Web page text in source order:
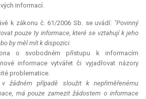
informací.
k zákonu č. 61/2006 Sb. se uvádí: "Povinný
pouze ty informace, které se vztahují k jeho
by měl mít k dispozici.
o svobodném přístupu k informacím
informace vytvářet či vyjadřovat názory
problematice.
žádném případě sloužit k nepřiměřenému
má pouze zamezit žádostem o informace